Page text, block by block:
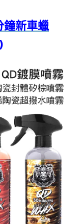
鐘新車蠟